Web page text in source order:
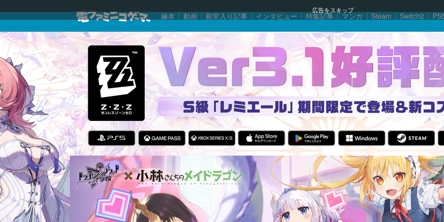
広告をスキップ
赫本 動画 殿堂入り記事 インタビュー 特集記事 マンガ Steam Switch2